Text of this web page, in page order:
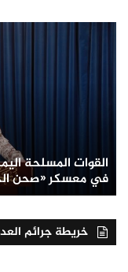
القوات المسلحة
في معسكر «صحن
خريطة جرائم